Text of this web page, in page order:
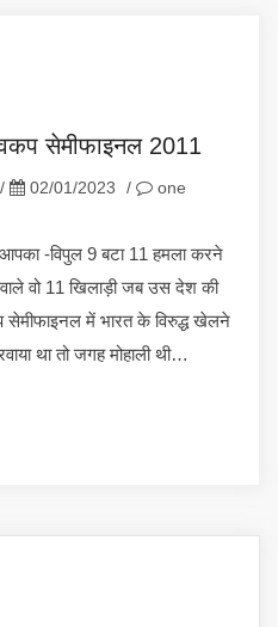
सेमीफाइनल 2011
/ 02/01/2023 /
one
-विपुल 9 बटा 11 हमला करने
वो 11 खिलाड़ी जब उस देश की
सेमीफाइनल में भारत के विरुद्ध खेलने
था तो जगह मोहाली थी…